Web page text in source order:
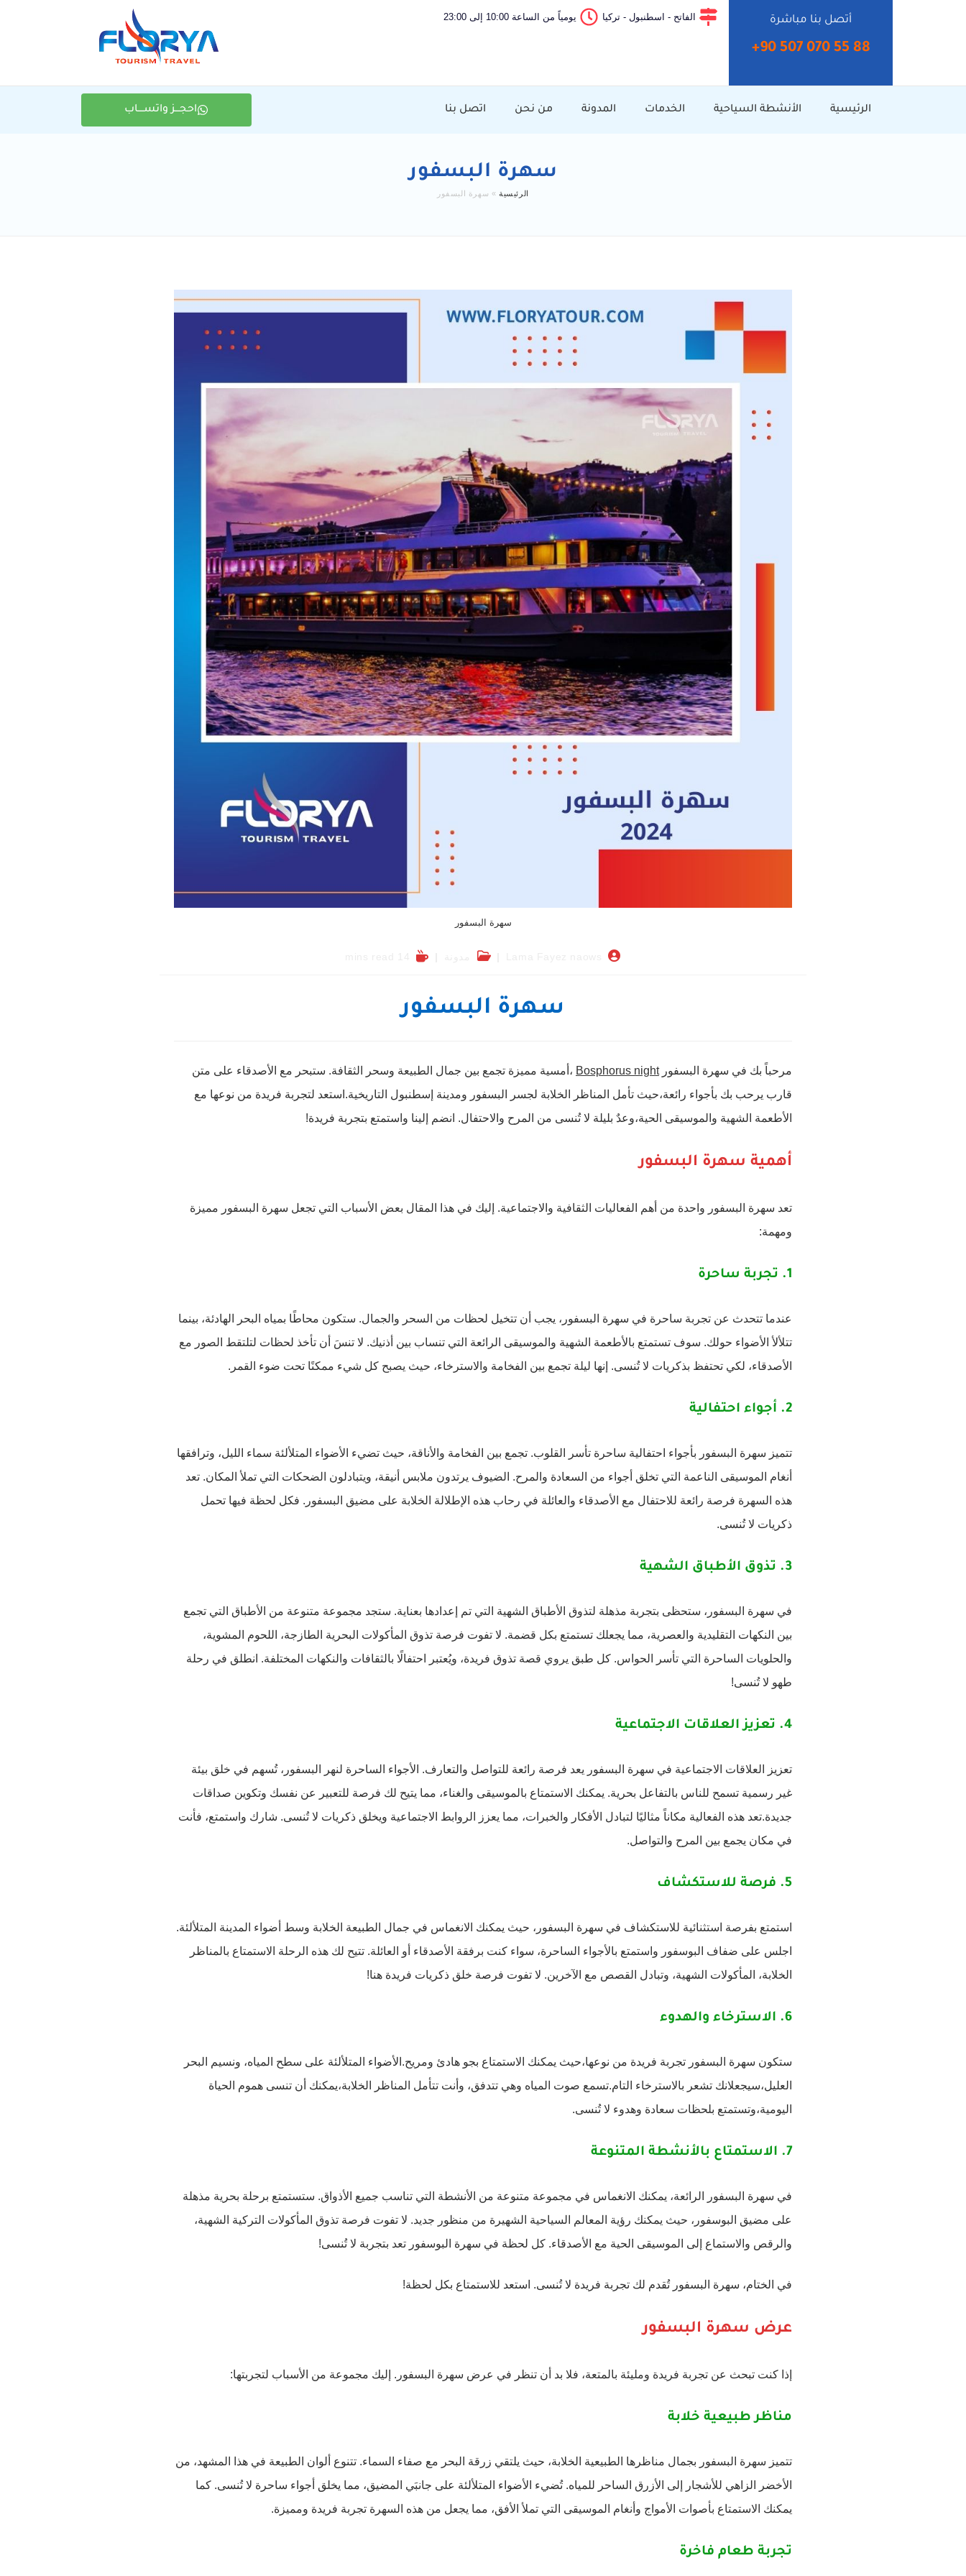
أتصل بنا مباشرة
+90 507 070 55 88⁩
الفاتح - اسطنبول - تركيا يومياً من الساعة 10:00 إلى 23:00
الرئيسية الأنشطة السياحية الخدمات المدونة من نحن اتصل بنا احجـــز واتســــاب
سهرة البسفور
الرئيسية» سهرة البسفور
سهرة البسفور
سهرة البسفور
مرحباً بك في سهرة البسفورBosphorus night ،أمسية مميزة تجمع بين جمال الطبيعة وسحر الثقافة. ستبحر مع الأصدقاء على متن
قارب يرحب بك بأجواء رائعة،حيث تأمل المناظر الخلابة لجسر البسفور ومدينة إسطنبول التاريخية.استعد لتجربة فريدة من نوعها مع
الأطعمة الشهية والموسيقى الحية،وعدٌ بليلة لا تُنسى من المرح والاحتفال. انضم إلينا واستمتع بتجربة فريدة!
أهمية سهرة البسفور
تعد سهرة البسفور واحدة من أهم الفعاليات الثقافية والاجتماعية. إليك في هذا المقال بعض الأسباب التي تجعل سهرة البسفور مميزة
ومهمة:
1. تجربة ساحرة
عندما تتحدث عن تجربة ساحرة في سهرة البسفور، يجب أن تتخيل لحظات من السحر والجمال. ستكون محاطًا بمياه البحر الهادئة، بينما
تتلألأ الأضواء حولك. سوف تستمتع بالأطعمة الشهية والموسيقى الرائعة التي تنساب بين أذنيك. لا تنسَ أن تأخذ لحظات لتلتقط الصور مع
الأصدقاء، لكي تحتفظ بذكريات لا تُنسى. إنها ليلة تجمع بين الفخامة والاسترخاء، حيث يصبح كل شيء ممكنًا تحت ضوء القمر.
2. أجواء احتفالية
تتميز سهرة البسفور بأجواء احتفالية ساحرة تأسر القلوب. تجمع بين الفخامة والأناقة، حيث تضيء الأضواء المتلألئة سماء الليل، وترافقها
أنغام الموسيقى الناعمة التي تخلق أجواء من السعادة والمرح. الضيوف يرتدون ملابس أنيقة، ويتبادلون الضحكات التي تملأ المكان. تعد
هذه السهرة فرصة رائعة للاحتفال مع الأصدقاء والعائلة في رحاب هذه الإطلالة الخلابة على مضيق البسفور. فكل لحظة فيها تحمل
ذكريات لا تُنسى.
3. تذوق الأطباق الشهية
في سهرة البسفور، ستحظى بتجربة مذهلة لتذوق الأطباق الشهية التي تم إعدادها بعناية. ستجد مجموعة متنوعة من الأطباق التي تجمع
بين النكهات التقليدية والعصرية، مما يجعلك تستمتع بكل قضمة. لا تفوت فرصة تذوق المأكولات البحرية الطازجة، اللحوم المشوية،
والحلويات الساحرة التي تأسر الحواس. كل طبق يروي قصة تذوق فريدة، ويُعتبر احتفالًا بالثقافات والنكهات المختلفة. انطلق في رحلة
طهو لا تُنسى!
4. تعزيز العلاقات الاجتماعية
تعزيز العلاقات الاجتماعية في سهرة البسفور يعد فرصة رائعة للتواصل والتعارف. الأجواء الساحرة لنهر البسفور، تُسهم في خلق بيئة
غير رسمية تسمح للناس بالتفاعل بحرية. يمكنك الاستمتاع بالموسيقى والغناء، مما يتيح لك فرصة للتعبير عن نفسك وتكوين صداقات
جديدة.تعد هذه الفعالية مكاناً مثاليًا لتبادل الأفكار والخبرات، مما يعزز الروابط الاجتماعية ويخلق ذكريات لا تُنسى. شارك واستمتع، فأنت
في مكان يجمع بين المرح والتواصل.
5. فرصة للاستكشاف
استمتع بفرصة استثنائية للاستكشاف في سهرة البسفور، حيث يمكنك الانغماس في جمال الطبيعة الخلابة وسط أضواء المدينة المتلألئة.
اجلس على ضفاف البوسفور واستمتع بالأجواء الساحرة، سواء كنت برفقة الأصدقاء أو العائلة. تتيح لك هذه الرحلة الاستمتاع بالمناظر
الخلابة، المأكولات الشهية، وتبادل القصص مع الآخرين. لا تفوت فرصة خلق ذكريات فريدة هنا!
6. الاسترخاء والهدوء
ستكون سهرة البسفور تجربة فريدة من نوعها،حيث يمكنك الاستمتاع بجو هادئ ومريح.الأضواء المتلألئة على سطح المياه، ونسيم البحر
العليل،سيجعلانك تشعر بالاسترخاء التام.تسمع صوت المياه وهي تتدفق، وأنت تتأمل المناظر الخلابة،يمكنك أن تنسى هموم الحياة
اليومية،وتستمتع بلحظات سعادة وهدوء لا تُنسى.
7. الاستمتاع بالأنشطة المتنوعة
في سهرة البسفور الرائعة، يمكنك الانغماس في مجموعة متنوعة من الأنشطة التي تناسب جميع الأذواق. ستستمتع برحلة بحرية مذهلة
على مضيق البوسفور، حيث يمكنك رؤية المعالم السياحية الشهيرة من منظور جديد. لا تفوت فرصة تذوق المأكولات التركية الشهية،
والرقص والاستماع إلى الموسيقى الحية مع الأصدقاء. كل لحظة في سهرة البوسفور تعد بتجربة لا تُنسى!
في الختام، سهرة البسفور تُقدم لك تجربة فريدة لا تُنسى. استعد للاستمتاع بكل لحظة!
عرض سهرة البسفور
إذا كنت تبحث عن تجربة فريدة ومليئة بالمتعة، فلا بد أن تنظر في عرض سهرة البسفور. إليك مجموعة من الأسباب لتجربتها:
مناظر طبيعية خلابة
تتميز سهرة البسفور بجمال مناظرها الطبيعية الخلابة، حيث يلتقي زرقة البحر مع صفاء السماء. تتنوع ألوان الطبيعة في هذا المشهد، من
الأخضر الزاهي للأشجار إلى الأزرق الساحر للمياه. تُضيء الأضواء المتلألئة على جانبَي المضيق، مما يخلق أجواء ساحرة لا تُنسى. كما
يمكنك الاستمتاع بأصوات الأمواج وأنغام الموسيقى التي تملأ الأفق، مما يجعل من هذه السهرة تجربة فريدة ومميزة.
تجربة طعام فاخرة